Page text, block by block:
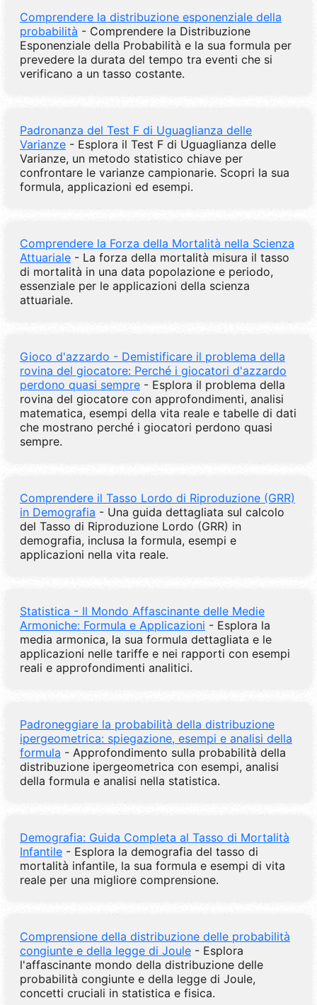
Comprendere la distribuzione esponenziale della
probabilità - Comprendere la Distribuzione
Esponenziale della Probabilità e la sua formula per
prevedere la durata del tempo tra eventi che si
verificano a un tasso costante.
Padronanza del Test F di Uguaglianza delle
Varianze - Esplora il Test F di Uguaglianza delle
Varianze, un metodo statistico chiave per
confrontare le varianze campionarie. Scopri la sua
formula, applicazioni ed esempi.
Comprendere la Forza della Mortalità nella Scienza
Attuariale - La forza della mortalità misura il tasso
di mortalità in una data popolazione e periodo,
essenziale per le applicazioni della scienza
attuariale.
Gioco d'azzardo - Demistificare il problema della
rovina del giocatore: Perché i giocatori d'azzardo
perdono quasi sempre - Esplora il problema della
rovina del giocatore con approfondimenti, analisi
matematica, esempi della vita reale e tabelle di dati
che mostrano perché i giocatori perdono quasi
sempre.
Comprendere il Tasso Lordo di Riproduzione (GRR)
in Demografia - Una guida dettagliata sul calcolo
del Tasso di Riproduzione Lordo (GRR) in
demografia, inclusa la formula, esempi e
applicazioni nella vita reale.
Statistica - Il Mondo Affascinante delle Medie
Armoniche: Formula e Applicazioni - Esplora la
media armonica, la sua formula dettagliata e le
applicazioni nelle tariffe e nei rapporti con esempi
reali e approfondimenti analitici.
Padroneggiare la probabilità della distribuzione
ipergeometrica: spiegazione, esempi e analisi della
formula - Approfondimento sulla probabilità della
distribuzione ipergeometrica con esempi, analisi
della formula e analisi nella statistica.
Demografia: Guida Completa al Tasso di Mortalità
Infantile - Esplora la demografia del tasso di
mortalità infantile, la sua formula e esempi di vita
reale per una migliore comprensione.
Comprensione della distribuzione delle probabilità
congiunte e della legge di Joule - Esplora
l'affascinante mondo della distribuzione delle
probabilità congiunte e della legge di Joule,
concetti cruciali in statistica e fisica.